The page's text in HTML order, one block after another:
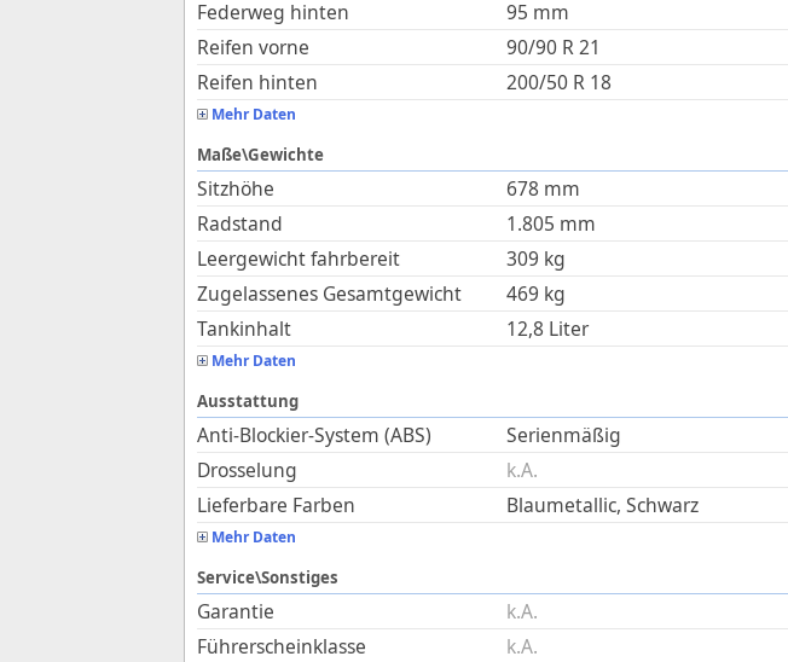
Federweg hinten
95 mm
Reifen vorne
90/90 R 21
Reifen hinten
200/50 R 18
Mehr Daten
Maße\Gewichte
Sitzhöhe 678 mm
Radstand
1.805 mm
Leergewicht fahrbereit
309 kg
Zugelassenes Gesamtgewicht
469 kg
Tankinhalt
12,8 Liter
Mehr Daten
Ausstattung
Anti-Blockier-System (ABS)
Serienmäßig
Drosselung
k.A.
Lieferbare Farben
Blaumetallic, Schwarz
Mehr Daten
Service\Sonstiges
Garantie
k.A.
Führerscheinklasse
k.A.